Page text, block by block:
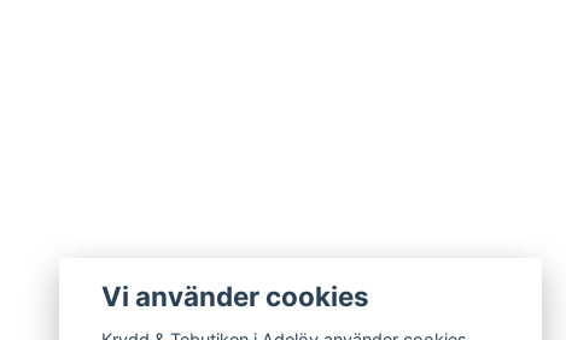
Vi använder cookies